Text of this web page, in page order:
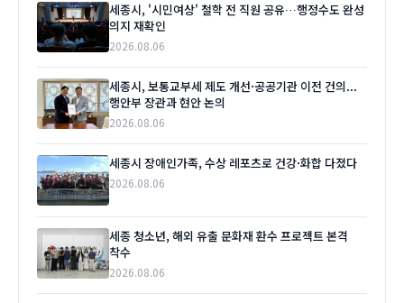
세종시, '시민여상' 철학 전 직원 공유…행정수도 완성
의지 재확인
2026.08.06
세종시, 보통교부세 제도 개선·공공기관 이전 건의...
행안부 장관과 현안 논의
2026.08.06
세종시 장애인가족, 수상 레포츠로 건강·화합 다졌다
2026.08.06
세종 청소년, 해외 유출 문화재 환수 프로젝트 본격
착수
2026.08.06